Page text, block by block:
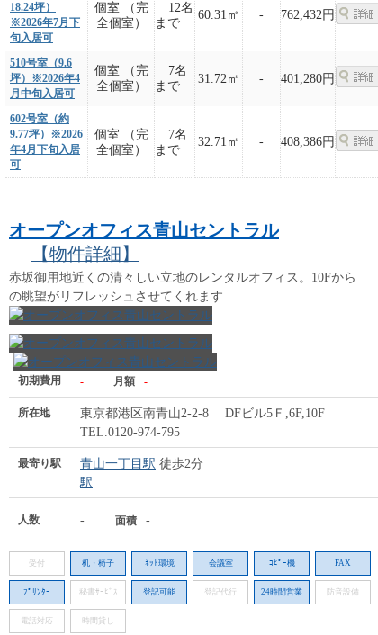
18.24坪）
※2026年7月下
旬入居可
個室 （完
全個室）
12名
まで
60.31㎡ - 762,432円
510号室（9.6
坪）※2026年4
月中旬入居可
個室 （完
全個室）
7名
まで
31.72㎡ - 401,280円
602号室（約
9.77坪）※2026
年4月下旬入居
可
個室 （完
全個室）
7名
まで
32.71㎡ - 408,386円
オープンオフィス青山セントラル
【物件詳細】
赤坂御用地近くの清々しい立地のレンタルオフィス。10Fから
の眺望がリフレッシュさせてくれます
初期費用 - 月額 -
所在地
東京都港区南青山2-2-8 DFビル5Ｆ,6F,10F
TEL.0120-974-795
最寄り駅 青山一丁目駅 徒歩2分
駅
人数 - 面積 -
受付 机・椅子 ﾈｯﾄ環境 会議室 ｺﾋﾟｰ機 FAX
ﾌﾟﾘﾝﾀｰ 秘書ｻｰﾋﾞｽ 登記可能 登記代行 24時間営業 防音設備
電話対応 時間貸し